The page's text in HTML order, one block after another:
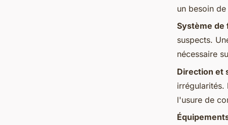
un besoin
Système de
suspects.
nécessaire
Direction et
irrégularités.
l'usure de